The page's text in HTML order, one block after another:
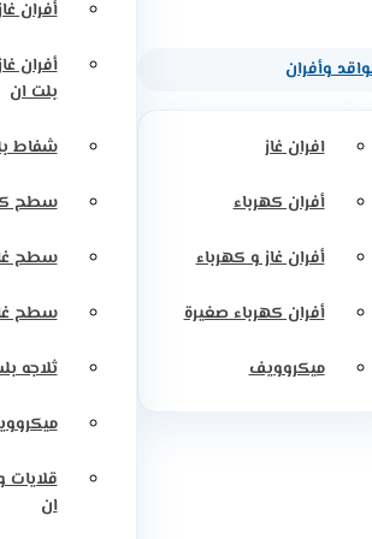
وأفران
افران غاز
أفران كهرباء
أفران غاز و كهرباء
أفران كهرباء صغيرة
ميكروويف
أفران
أفران
بلت ان
شفاط
سطح
سطح
سطح
ثلاجه
ان